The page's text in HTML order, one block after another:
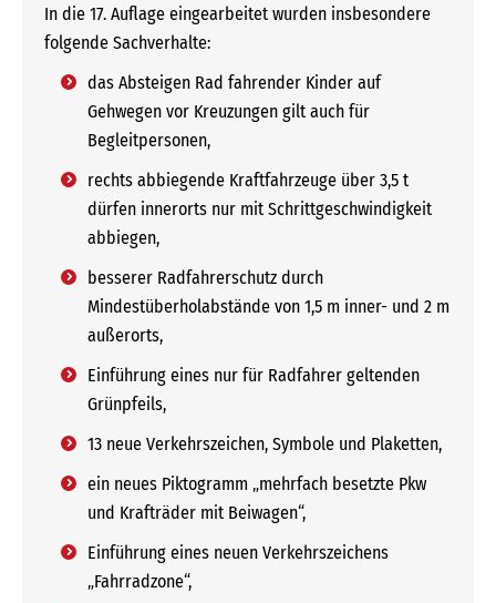
In die 17. Auflage eingearbeitet wurden insbesondere
folgende Sachverhalte:
das Absteigen Rad fahrender Kinder auf
Gehwegen vor Kreuzungen gilt auch für
Begleitpersonen,
rechts abbiegende Kraftfahrzeuge über 3,5 t
dürfen innerorts nur mit Schrittgeschwindigkeit
abbiegen,
besserer Radfahrerschutz durch
Mindestüberholabstände von 1,5 m inner- und 2 m
außerorts,
Einführung eines nur für Radfahrer geltenden
Grünpfeils,
13 neue Verkehrszeichen, Symbole und Plaketten,
ein neues Piktogramm „mehrfach besetzte Pkw
und Krafträder mit Beiwagen“,
Einführung eines neuen Verkehrszeichens
„Fahrradzone“,